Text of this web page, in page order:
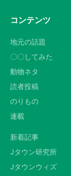
コンテンツ
地元の話題
〇〇してみた
動物ネタ
読者投稿
のりもの
連載
新着記事
Jタウン研究所
Jタウンウィズ